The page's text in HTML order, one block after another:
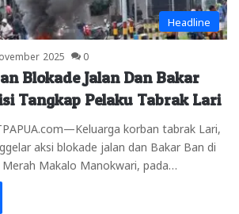
Headline
2025 0
Blokade Jalan Dan Bakar
Tangkap Pelaku Tabrak Lari
korban tabrak Lari,
aksi blokade jalan dan Bakar Ban di
Makalo Manokwari, pada…